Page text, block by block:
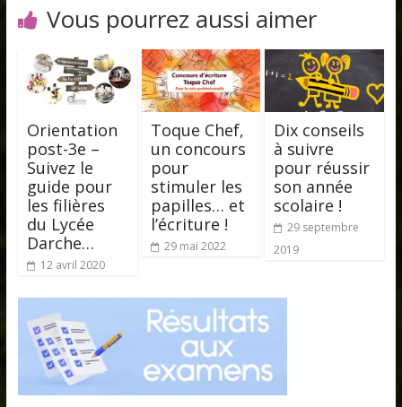
Vous pourrez aussi aimer
Orientation
post-3e –
Suivez le
guide pour
les filières
du Lycée
Darche…
12 avril 2020
Toque Chef,
un concours
pour
stimuler les
papilles… et
l’écriture !
29 mai 2022
Dix conseils
à suivre
pour réussir
son année
scolaire !
29 septembre
2019